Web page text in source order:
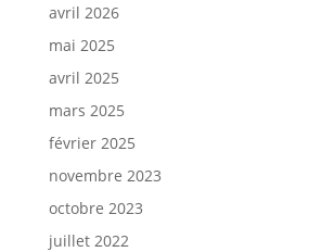
avril 2026
mai 2025
avril 2025
mars 2025
février 2025
novembre 2023
octobre 2023
juillet 2022